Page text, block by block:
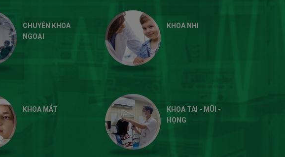
CHUYÊN KHOA
NGOẠI
KHOA NHI
KHOA MẮT
KHOA TAI - MŨI -
HỌNG